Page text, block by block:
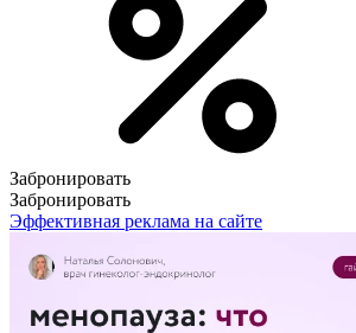
Забронировать
Забронировать
Эффективная реклама на сайте